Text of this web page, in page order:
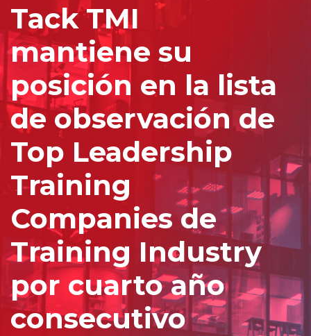
Tack TMI
mantiene su
posición en la lista
de observación de
Top Leadership
Training
Companies de
Training Industry
por cuarto año
consecutivo